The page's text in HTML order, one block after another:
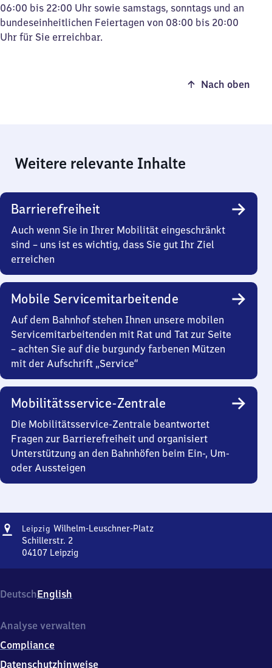
06:00 bis 22:00 Uhr sowie samstags, sonntags und an
bundeseinheitlichen Feiertagen von 08:00 bis 20:00
Uhr für Sie erreichbar.
Nach oben
Weitere relevante Inhalte
Barrierefreiheit
Auch wenn Sie in Ihrer Mobilität eingeschränkt
sind – uns ist es wichtig, dass Sie gut Ihr Ziel
erreichen
Mobile Servicemitarbeitende
Auf dem Bahnhof stehen Ihnen unsere mobilen
Servicemitarbeitenden mit Rat und Tat zur Seite
– achten Sie auf die burgundy farbenen Mützen
mit der Aufschrift „Service“
Mobilitätsservice-Zentrale
Die Mobilitätsservice-Zentrale beantwortet
Fragen zur Barrierefreiheit und organisiert
Unterstützung an den Bahnhöfen beim Ein-, Um-
oder Aussteigen
Adresse
Leipzig Wilhelm-Leuschner-PlatzLeipzig
Schillerstr. 2
04107 Leipzig
Leuschner-
Platz,
2,
4
1
DeutschEnglish
Analyse verwalten
Compliance
Datenschutzhinweise